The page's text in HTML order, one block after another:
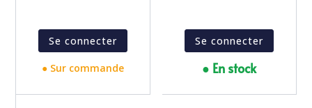
Se connecter
● Sur commande
Se connecter
● En stock